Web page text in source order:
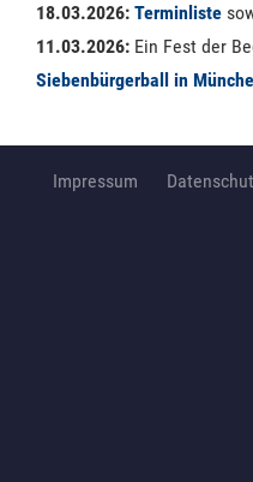
18.03.2026: Terminliste
11.03.2026: Ein Fest der
Siebenbürgerball in
Impressum